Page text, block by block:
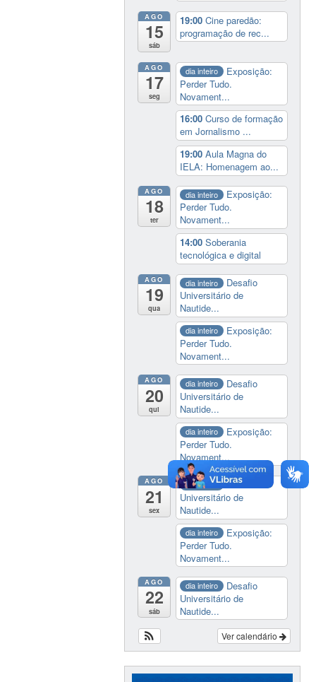
AGO
15
sáb
19:00Cine paredão:
programação de rec...
AGO
17
seg
dia inteiro
Exposição:
Perder Tudo.
Novament...
16:00Curso de formação
em Jornalismo ...
19:00Aula Magna do
IELA: Homenagem ao...
AGO
18
ter
dia inteiro
Exposição:
Perder Tudo.
Novament...
14:00Soberania
tecnológica e digital
AGO
19
qua
dia inteiro
Desafio
Universitário de
Nautide...
dia inteiro
Exposição:
Perder Tudo.
Novament...
AGO
20
qui
dia inteiro
Desafio
Universitário de
Nautide...
dia inteiro
Exposição:
Perder Tudo.
Novament...
AGO
21
sex
dia inteiro
Desafio
Universitário de
Nautide...
dia inteiro
Exposição:
Perder Tudo.
Novament...
AGO
22
sáb
dia inteiro
Desafio
Universitário de
Nautide...
Ver calendário